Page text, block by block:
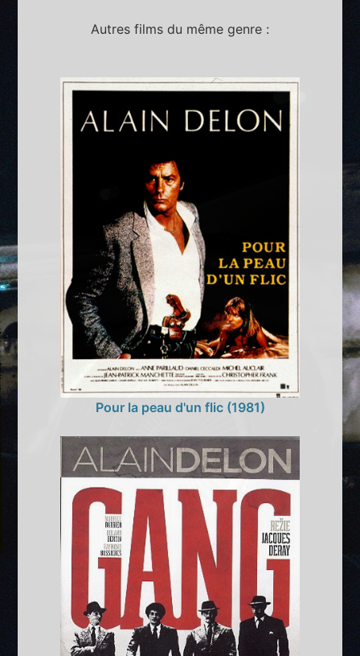
Autres films du même genre :
Pour la peau d'un flic (1981)